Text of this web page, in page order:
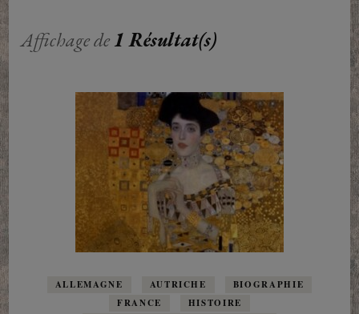
Affichage de1 Résultat(s)
ALLEMAGNE AUTRICHE
BIOGRAPHIE
FRANCE
HISTOIRE